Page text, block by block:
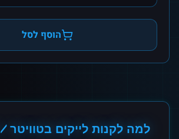
הוסף לסל
למה לקנות לייקים בטוויטר / X